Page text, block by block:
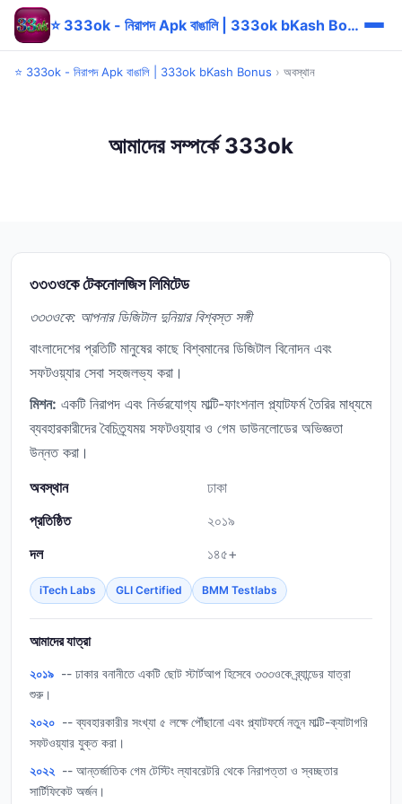
⭐ 333ok - নিরাপদ Apk বাঙালি | 333ok bKash Bonus
⭐ 333ok - নিরাপদ Apk বাঙালি | 333ok bKash Bonus › অবস্থান
আমাদের সম্পর্কে 333ok
৩৩৩ওকে টেকনোলজিস লিমিটেড
৩৩৩ওকে: আপনার ডিজিটাল দুনিয়ার বিশ্বস্ত সঙ্গী
বাংলাদেশের প্রতিটি মানুষের কাছে বিশ্বমানের ডিজিটাল বিনোদন এবং
সফটওয়্যার সেবা সহজলভ্য করা।
মিশন: একটি নিরাপদ এবং নির্ভরযোগ্য মাল্টি-ফাংশনাল প্ল্যাটফর্ম তৈরির মাধ্যমে
ব্যবহারকারীদের বৈচিত্র্যময় সফটওয়্যার ও গেম ডাউনলোডের অভিজ্ঞতা
উন্নত করা।
অবস্থান
ঢাকা
প্রতিষ্ঠিত
২০১৯
দল
১৪৫+
iTech Labs GLI Certified BMM Testlabs
আমাদের যাত্রা
২০১৯ -- ঢাকার বনানীতে একটি ছোট স্টার্টআপ হিসেবে ৩৩৩ওকে ব্র্যান্ডের যাত্রা
শুরু।
২০২০ -- ব্যবহারকারীর সংখ্যা ৫ লক্ষে পৌঁছানো এবং প্ল্যাটফর্মে নতুন মাল্টি-ক্যাটাগরি
সফটওয়্যার যুক্ত করা।
২০২২ -- আন্তর্জাতিক গেম টেস্টিং ল্যাবরেটরি থেকে নিরাপত্তা ও স্বচ্ছতার
সার্টিফিকেট অর্জন।